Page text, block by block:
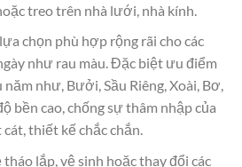
treo trên nhà lưới, nhà kính.
chọn phù hợp rộng rãi cho các
như rau màu. Đặc biệt ưu điểm
như, Bưởi, Sầu Riêng, Xoài, Bơ,
bền cao, chống sự thâm nhập của
thiết kế chắc chắn.
lắp, vệ sinh hoặc thay đổi các